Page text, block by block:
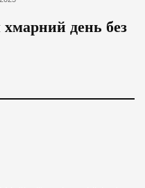
хмарний день без